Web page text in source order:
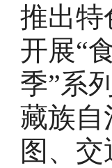
推出特
开展“
季”系
藏族自
图、